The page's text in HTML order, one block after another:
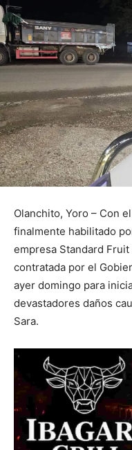
Olanchito, Yoro – Con
finalmente habilitado
empresa Standard
contratada por el
ayer domingo para
devastadores daños
Sara.